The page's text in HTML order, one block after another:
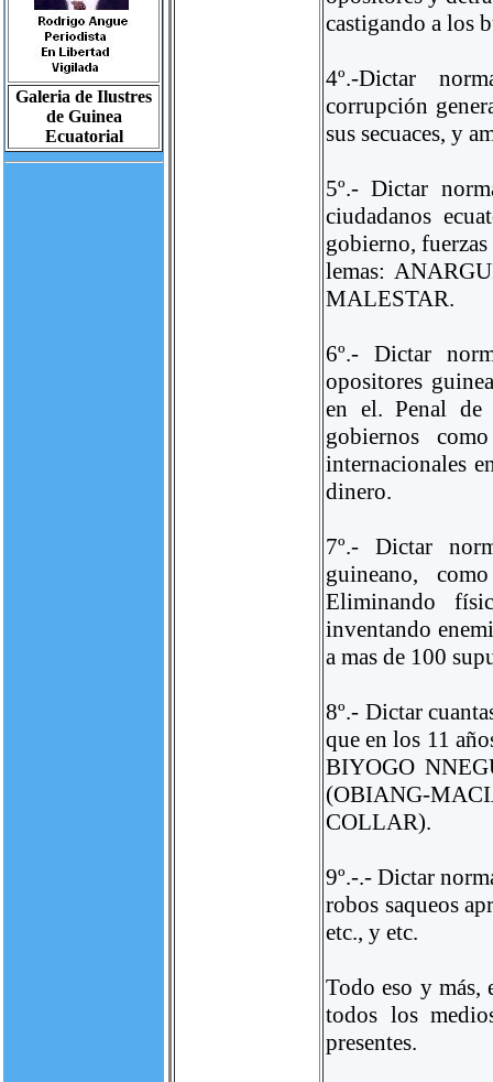
Galeria de Ilustres
de Guinea
Ecuatorial
castigando a los
4º.-Dictar
corrupción
sus secuaces, y
5º.- Dictar
ciudadanos
gobierno,
lemas:
MALESTAR.
6º.- Dictar
opositores
en el. Penal de
gobiernos
internacionales
dinero.
7º.- Dictar
guineano,
Eliminando
inventando
a mas de 100
8º.- Dictar
que en los 11
BIYOGO
(OBIANG-
COLLAR).
9º.-.- Dictar
robos saqueos
etc., y etc.
Todo eso y más,
todos los
presentes.